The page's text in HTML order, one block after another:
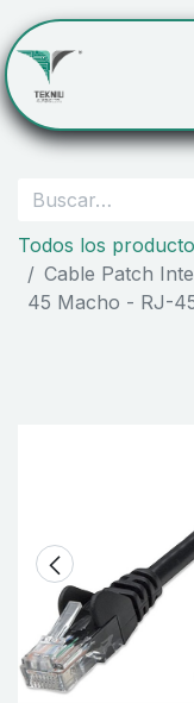
Todos los
Cable Patch
45 Macho - RJ-